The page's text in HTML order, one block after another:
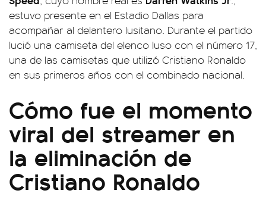
estuvo presente en el Estadio Dallas para
acompañar al delantero lusitano. Durante el partido
lució una camiseta del elenco luso con el número 17,
una de las camisetas que utilizó Cristiano Ronaldo
en sus primeros años con el combinado nacional.
Cómo fue el momento
viral del streamer en
la eliminación de
Cristiano Ronaldo